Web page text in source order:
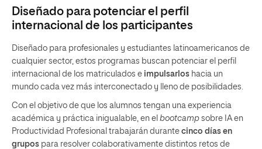
Diseñado para potenciar el perfil
internacional de los participantes
Diseñado para profesionales y estudiantes latinoamericanos de
cualquier sector, estos programas buscan potenciar el perfil
internacional de los matriculados e impulsarlos hacia un
mundo cada vez más interconectado y lleno de posibilidades.
Con el objetivo de que los alumnos tengan una experiencia
académica y práctica inigualable, en el bootcamp sobre IA en
Productividad Profesional trabajarán durante cinco días en
grupos para resolver colaborativamente distintos retos de